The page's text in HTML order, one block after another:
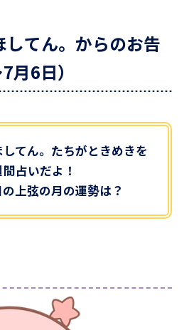
てん。からのお告
6日）
てん。たちがときめきを
占いだよ！
上弦の月の運勢は？